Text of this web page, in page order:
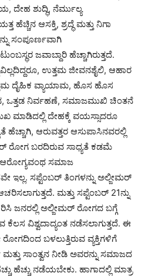
ದೇಹ ಶುದ್ಧಿ, ನೆರ್ಮುಲ್ಯ
ಹೆಚ್ಚಿನ ಆಸಕ್ತಿ, ಶ್ರದ್ಧೆ ಮತ್ತು ನಿಗಾ
ಸಂಪೂರ್ಣವಾಗಿ
ಜವಾಬ್ದಾರಿ ಹೆಚ್ಚಾಗಿರುತ್ತದೆ.
ಉತ್ತಮ ಜೀವನಶೈಲಿ, ಆಹಾರ
ದೈಹಿಕ ವ್ಯಾಯಾಮ, ಹೊಸ ಹೊಸ
ಒತ್ತಡ ನಿರ್ವಹಣೆ, ಸಮಾಜಮುಖಿ ಚಿಂತನೆ
ಮಾಡಿದಲ್ಲಿ ದೇಹಕ್ಕೆ ವಯಸ್ಸಾದರೂ
ಹೆಚ್ಚಾಗಿ, ಆರುವತ್ತರ ಆಸುಪಾಸಿನವರಲ್ಲಿ
ರೋಗ ಬರದಿರುವ ಸಾಧ್ಯತೆ ಕಡಮೆ
ಆರೋಗ್ಯವಂಥ ಸಮಾಜ
ಇಲ್ಲ. ಸಪ್ಟೆಂಬರ್ ತಿಂಗಳನ್ನು ಅಲ್ಜೀಮರ್
ಮತ್ತು ಸಪ್ಟೆಂಬರ್ 21ನ್ನು
ಜನರಲ್ಲಿ ಅಲ್ಜೀಮರ್ ರೋಗದ ಬಗ್ಗೆ
ಕೆಲಸ ವಿಶ್ವದಾದ್ಯಂತ ನಡೆಸಲಾಗುತ್ತದೆ. ಈ
ಬಳಲುತ್ತಿರುವ ವ್ಯಕ್ತಿಗಳಿಗೆ
ಸಾಂತ್ವನ ನೀಡಿ ಅವರನ್ನು ಸಮಾಜದ
ಹೆಚ್ಚು ನಡೆಯಬೇಕು. ಹಾಗಾದಲ್ಲಿ ಮಾತ್ರ